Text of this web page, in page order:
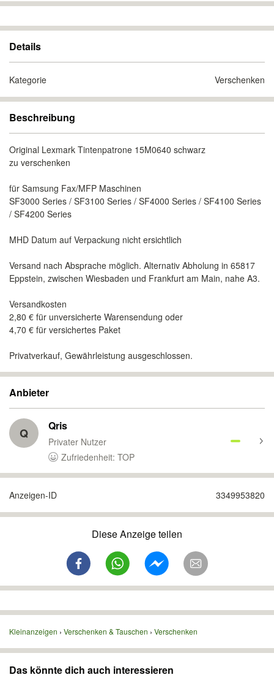
Details
Kategorie Verschenken
Beschreibung
Original Lexmark Tintenpatrone 15M0640 schwarz
zu verschenken
für Samsung Fax/MFP Maschinen
SF3000 Series / SF3100 Series / SF4000 Series / SF4100 Series
/ SF4200 Series
MHD Datum auf Verpackung nicht ersichtlich
Versand nach Absprache möglich. Alternativ Abholung in 65817
Eppstein, zwischen Wiesbaden und Frankfurt am Main, nahe A3.
Versandkosten
2,80 € für unversicherte Warensendung oder
4,70 € für versichertes Paket
Privatverkauf, Gewährleistung ausgeschlossen.
Anbieter
Q Qris
Privater Nutzer
Zufriedenheit: TOP
Anzeigen-ID 3349953820
Diese Anzeige teilen
Kleinanzeigen Verschenken & Tauschen Verschenken
Das könnte dich auch interessieren